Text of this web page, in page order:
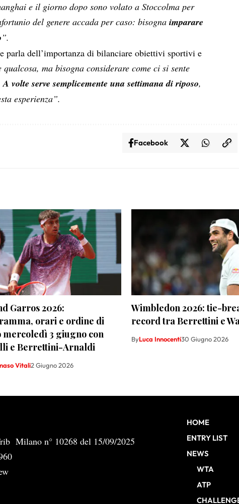
e il giorno dopo sono volato a Stoccolma per
del genere accada per caso: bisognaimparare
”.
parla dell’importanza di bilanciare obiettivi sportivi e
qualcosa, ma bisogna considerare come ci si sente
A volte serve semplicemente una settimana di riposo,
esperienza”.
Facebook
Garros 2026:
orari e ordine di
mercoledì 3 giugno con
e Berrettini-Arnaldi
Vitali2 Giugno 2026
Wimbledon 2026: tie-
record tra Berrettini e
ByLuca Innocenti30 Giugno 2026
Milano n° 10268 del 15/09/2025
HOME
ENTRY LIST
NEWS
WTA
ATP